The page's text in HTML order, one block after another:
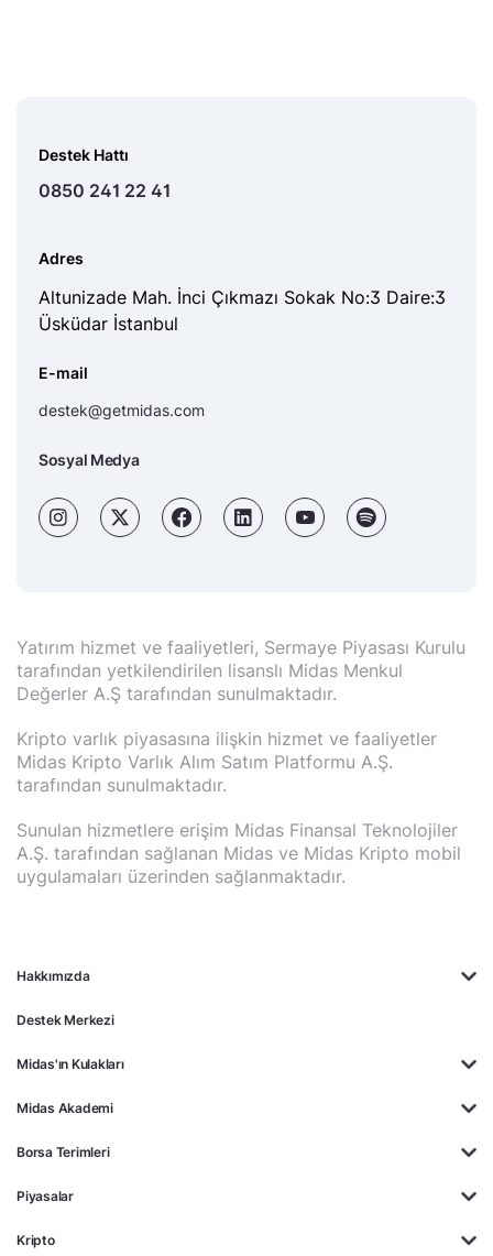
Hakkımızda
Destek Merkezi
Midas'ın Kulakları
Midas Akademi
Borsa Terimleri
Piyasalar
Kripto
Destek Hattı
0850 241 22 41
Adres
Altunizade Mah. İnci Çıkmazı Sokak No:3 Daire:3
Üsküdar İstanbul
E-mail
destek@getmidas.com
Sosyal Medya
Yatırım hizmet ve faaliyetleri, Sermaye Piyasası Kurulu
tarafından yetkilendirilen lisanslı Midas Menkul
Değerler A.Ş tarafından sunulmaktadır.
Kripto varlık piyasasına ilişkin hizmet ve faaliyetler
Midas Kripto Varlık Alım Satım Platformu A.Ş.
tarafından sunulmaktadır.
Sunulan hizmetlere erişim Midas Finansal Teknolojiler
A.Ş. tarafından sağlanan Midas ve Midas Kripto mobil
uygulamaları üzerinden sağlanmaktadır.